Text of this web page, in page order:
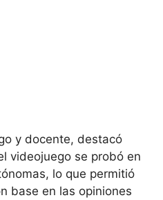
y docente, destacó
videojuego se probó en
lo que permitió
base en las opiniones